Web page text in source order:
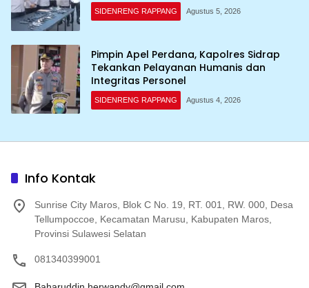
SIDENRENG RAPPANG Agustus 5, 2026
Pimpin Apel Perdana, Kapolres Sidrap
Tekankan Pelayanan Humanis dan
Integritas Personel
SIDENRENG RAPPANG Agustus 4, 2026
Info Kontak
Sunrise City Maros, Blok C No. 19, RT. 001, RW. 000, Desa
Tellumpoccoe, Kecamatan Marusu, Kabupaten Maros,
Provinsi Sulawesi Selatan
081340399001